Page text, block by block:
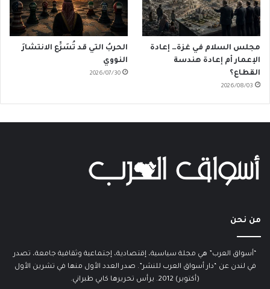
مجلس السلام في غزة… إعادة
الإعمار أم إعادة هندسة
القطاع؟
2026/08/03
الحربُ التي قد تُسَرِّع الانتشارَ
النووي
2026/07/30
من نحن
“أسواق العرب” هي مجلة سياسية، إقتصادية، إجتماعية وثقافية جامعة، تصدر
في لندن عن “دار أسواق العرب للنشر”. صدر العدد الأول منها في تشرين الأول
(أكتوبر) 2012. يرأس تحريرها كابي طبراني.